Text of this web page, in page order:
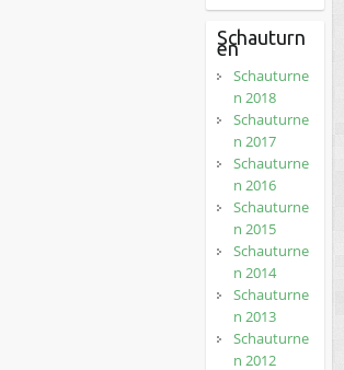
Schauturn
en
Schauturne
n 2018
Schauturne
n 2017
Schauturne
n 2016
Schauturne
n 2015
Schauturne
n 2014
Schauturne
n 2013
Schauturne
n 2012